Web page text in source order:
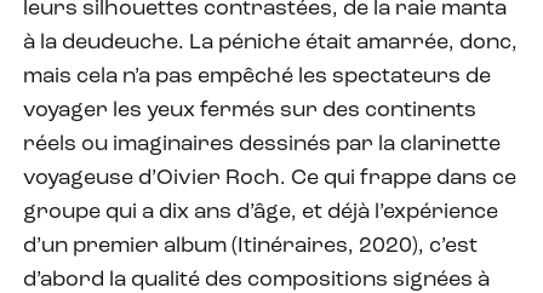
leurs silhouettes contrastées, de la raie manta
à la deudeuche. La péniche était amarrée, donc,
mais cela n’a pas empêché les spectateurs de
voyager les yeux fermés sur des continents
réels ou imaginaires dessinés par la clarinette
voyageuse d’Oivier Roch. Ce qui frappe dans ce
groupe qui a dix ans d’âge, et déjà l’expérience
d’un premier album (Itinéraires, 2020), c’est
d’abord la qualité des compositions signées à